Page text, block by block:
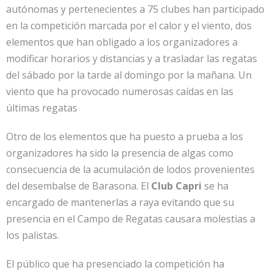
autónomas y pertenecientes a 75 clubes han participado
en la competición marcada por el calor y el viento, dos
elementos que han obligado a los organizadores a
modificar horarios y distancias y a trasladar las regatas
del sábado por la tarde al domingo por la mañana. Un
viento que ha provocado numerosas caídas en las
últimas regatas
Otro de los elementos que ha puesto a prueba a los
organizadores ha sido la presencia de algas como
consecuencia de la acumulación de lodos provenientes
del desembalse de Barasona. El Club Capri se ha
encargado de mantenerlas a raya evitando que su
presencia en el Campo de Regatas causara molestias a
los palistas.
El público que ha presenciado la competición ha